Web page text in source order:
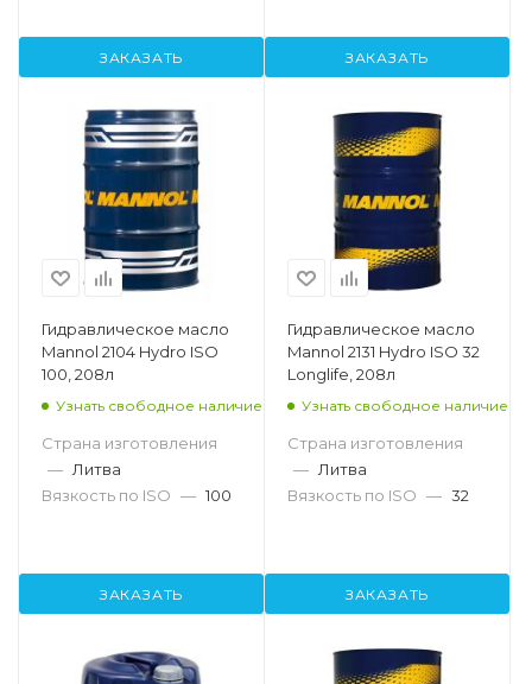
ЗАКАЗАТЬ ЗАКАЗАТЬ
Гидравлическое масло
Mannol 2104 Hydro ISO
100, 208л
Узнать свободное наличие
Страна изготовления
— Литва
Вязкость по ISO — 100
ЗАКАЗАТЬ
Гидравлическое масло
Mannol 2131 Hydro ISO 32
Longlife, 208л
Узнать свободное наличие
Страна изготовления
— Литва
Вязкость по ISO — 32
ЗАКАЗАТЬ